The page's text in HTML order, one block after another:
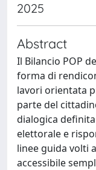
2025
Abstract
Il Bilancio POP
forma di
lavori orientata
parte del
dialogica
elettorale e
linee guida volti
accessibile